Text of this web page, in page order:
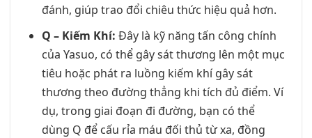
đánh, giúp trao đổi chiêu thức hiệu quả hơn.
Q – Kiếm Khí: Đây là kỹ năng tấn công chính
của Yasuo, có thể gây sát thương lên một mục
tiêu hoặc phát ra luồng kiếm khí gây sát
thương theo đường thẳng khi tích đủ điểm. Ví
dụ, trong giai đoạn đi đường, bạn có thể
dùng Q để cấu rỉa máu đối thủ từ xa, đồng